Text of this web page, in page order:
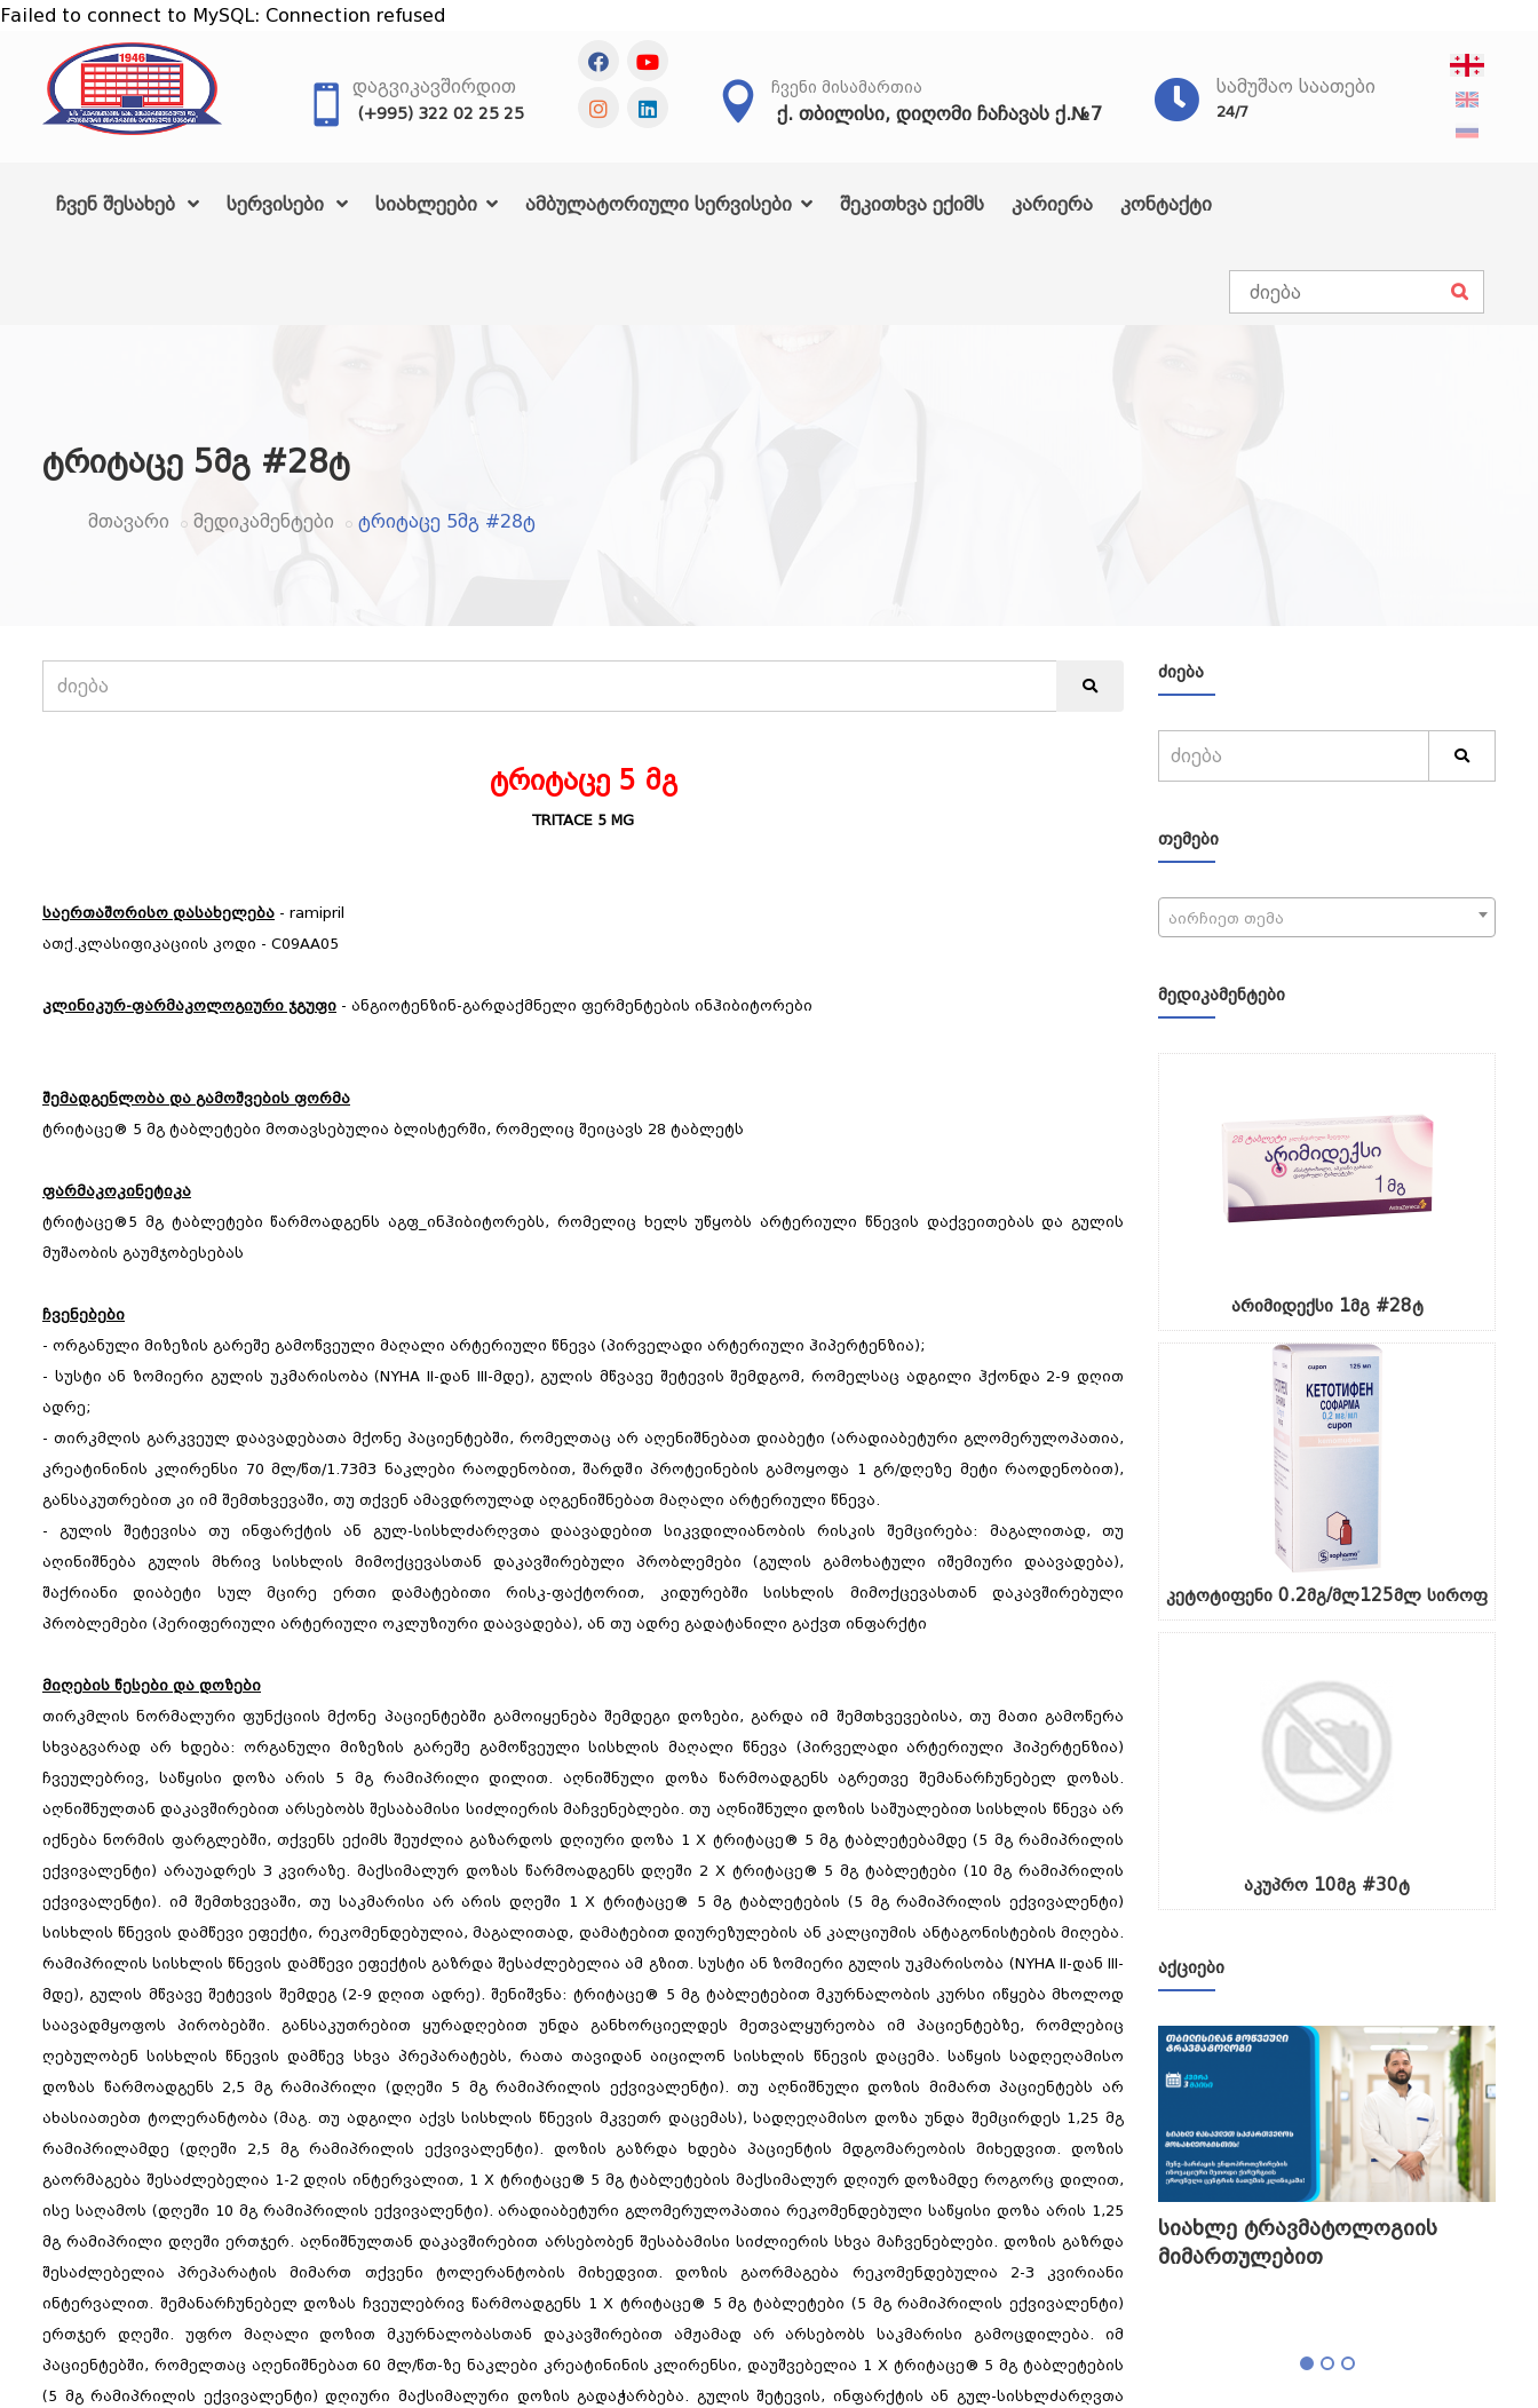
Failed to connect to MySQL: Connection refused
ᲡᲐᲛᲣᲨᲐᲝ ᲡᲐᲐᲗᲔᲑᲘ
24/7
ᲩᲕᲔᲜᲘ ᲛᲘᲡᲐᲛᲐᲠᲗᲘᲐ
ქ. თბილისი, დიღომი ჩაჩავას ქ.№7
ᲓᲐᲒᲕᲘᲙᲐᲕᲨᲘᲠᲓᲘᲗ
(+995) 322 02 25 25
ჩვენ შესახებ სერვისები სიახლეები ამბულატორიული სერვისები შეკითხვა ექიმს კარიერა კონტაქტი
ტრიტაცე 5მგ #28ტ
მთავარი მედიკამენტები ტრიტაცე 5მგ #28ტ
ტრიტაცე 5 მგ
TRITACE 5 MG
საერთაშორისო დასახელება - ramipril
ათქ.კლასიფიკაციის კოდი - C09AA05
კლინიკურ-ფარმაკოლოგიური ჯგუფი - ანგიოტენზინ-გარდაქმნელი ფერმენტების ინჰიბიტორები
შემადგენლობა და გამოშვების ფორმა
ტრიტაცე® 5 მგ ტაბლეტები მოთავსებულია ბლისტერში, რომელიც შეიცავს 28 ტაბლეტს
ფარმაკოკინეტიკა
ტრიტაცე®5 მგ ტაბლეტები წარმოადგენს აგფ_ინჰიბიტორებს, რომელიც ხელს უწყობს არტერიული წნევის დაქვეითებას და გულის
მუშაობის გაუმჯობესებას
ჩვენებები
- ორგანული მიზეზის გარეშე გამოწვეული მაღალი არტერიული წნევა (პირველადი არტერიული ჰიპერტენზია);
- სუსტი ან ზომიერი გულის უკმარისობა (NYHA II-დან III-მდე), გულის მწვავე შეტევის შემდგომ, რომელსაც ადგილი ჰქონდა 2-9 დღით
ადრე;
- თირკმლის გარკვეულ დაავადებათა მქონე პაციენტებში, რომელთაც არ აღენიშნებათ დიაბეტი (არადიაბეტური გლომერულოპათია,
კრეატინინის კლირენსი 70 მლ/წთ/1.73მ3 ნაკლები რაოდენობით, შარდში პროტეინების გამოყოფა 1 გრ/დღეზე მეტი რაოდენობით),
განსაკუთრებით კი იმ შემთხვევაში, თუ თქვენ ამავდროულად აღგენიშნებათ მაღალი არტერიული წნევა.
- გულის შეტევისა თუ ინფარქტის ან გულ-სისხლძარღვთა დაავადებით სიკვდილიანობის რისკის შემცირება: მაგალითად, თუ
აღინიშნება გულის მხრივ სისხლის მიმოქცევასთან დაკავშირებული პრობლემები (გულის გამოხატული იშემიური დაავადება),
შაქრიანი დიაბეტი სულ მცირე ერთი დამატებითი რისკ-ფაქტორით, კიდურებში სისხლის მიმოქცევასთან დაკავშირებული
პრობლემები (პერიფერიული არტერიული ოკლუზიური დაავადება), ან თუ ადრე გადატანილი გაქვთ ინფარქტი
მიღების წესები და დოზები
თირკმლის ნორმალური ფუნქციის მქონე პაციენტებში გამოიყენება შემდეგი დოზები, გარდა იმ შემთხვევებისა, თუ მათი გამოწერა
სხვაგვარად არ ხდება: ორგანული მიზეზის გარეშე გამოწვეული სისხლის მაღალი წნევა (პირველადი არტერიული ჰიპერტენზია)
ჩვეულებრივ, საწყისი დოზა არის 5 მგ რამიპრილი დილით. აღნიშნული დოზა წარმოადგენს აგრეთვე შემანარჩუნებელ დოზას.
აღნიშნულთან დაკავშირებით არსებობს შესაბამისი სიძლიერის მაჩვენებლები. თუ აღნიშნული დოზის საშუალებით სისხლის წნევა არ
იქნება ნორმის ფარგლებში, თქვენს ექიმს შეუძლია გაზარდოს დღიური დოზა 1 X ტრიტაცე® 5 მგ ტაბლეტებამდე (5 მგ რამიპრილის
ექვივალენტი) არაუადრეს 3 კვირაზე. მაქსიმალურ დოზას წარმოადგენს დღეში 2 X ტრიტაცე® 5 მგ ტაბლეტები (10 მგ რამიპრილის
ექვივალენტი). იმ შემთხვევაში, თუ საკმარისი არ არის დღეში 1 X ტრიტაცე® 5 მგ ტაბლეტების (5 მგ რამიპრილის ექვივალენტი)
სისხლის წნევის დამწევი ეფექტი, რეკომენდებულია, მაგალითად, დამატებით დიურეზულების ან კალციუმის ანტაგონისტების მიღება.
რამიპრილის სისხლის წნევის დამწევი ეფექტის გაზრდა შესაძლებელია ამ გზით. სუსტი ან ზომიერი გულის უკმარისობა (NYHA II-დან III-
მდე), გულის მწვავე შეტევის შემდეგ (2-9 დღით ადრე). შენიშვნა: ტრიტაცე® 5 მგ ტაბლეტებით მკურნალობის კურსი იწყება მხოლოდ
საავადმყოფოს პირობებში. განსაკუთრებით ყურადღებით უნდა განხორციელდეს მეთვალყურეობა იმ პაციენტებზე, რომლებიც
ღებულობენ სისხლის წნევის დამწევ სხვა პრეპარატებს, რათა თავიდან აიცილონ სისხლის წნევის დაცემა. საწყის სადღეღამისო
დოზას წარმოადგენს 2,5 მგ რამიპრილი (დღეში 5 მგ რამიპრილის ექვივალენტი). თუ აღნიშნული დოზის მიმართ პაციენტებს არ
ახასიათებთ ტოლერანტობა (მაგ. თუ ადგილი აქვს სისხლის წნევის მკვეთრ დაცემას), სადღეღამისო დოზა უნდა შემცირდეს 1,25 მგ
რამიპრილამდე (დღეში 2,5 მგ რამიპრილის ექვივალენტი). დოზის გაზრდა ხდება პაციენტის მდგომარეობის მიხედვით. დოზის
გაორმაგება შესაძლებელია 1-2 დღის ინტერვალით, 1 X ტრიტაცე® 5 მგ ტაბლეტების მაქსიმალურ დღიურ დოზამდე როგორც დილით,
ისე საღამოს (დღეში 10 მგ რამიპრილის ექვივალენტი). არადიაბეტური გლომერულოპათია რეკომენდებული საწყისი დოზა არის 1,25
მგ რამიპრილი დღეში ერთჯერ. აღნიშნულთან დაკავშირებით არსებობენ შესაბამისი სიძლიერის სხვა მაჩვენებლები. დოზის გაზრდა
შესაძლებელია პრეპარატის მიმართ თქვენი ტოლერანტობის მიხედვით. დოზის გაორმაგება რეკომენდებულია 2-3 კვირიანი
ინტერვალით. შემანარჩუნებელ დოზას ჩვეულებრივ წარმოადგენს 1 X ტრიტაცე® 5 მგ ტაბლეტები (5 მგ რამიპრილის ექვივალენტი)
ერთჯერ დღეში. უფრო მაღალი დოზით მკურნალობასთან დაკავშირებით ამჟამად არ არსებობს საკმარისი გამოცდილება. იმ
პაციენტებში, რომელთაც აღენიშნებათ 60 მლ/წთ-ზე ნაკლები კრეატინინის კლირენსი, დაუშვებელია 1 X ტრიტაცე® 5 მგ ტაბლეტების
(5 მგ რამიპრილის ექვივალენტი) დღიური მაქსიმალური დოზის გადაჭარბება. გულის შეტევის, ინფარქტის ან გულ-სისხლძარღვთა
ᲫᲘᲔᲑᲐ
ᲗᲔᲛᲔᲑᲘ
აირჩიეთ თემა
ᲛᲔᲓᲘᲙᲐᲛᲔᲜᲢᲔᲑᲘ
არიმიდექსი 1მგ #28ტ
კეტოტიფენი 0.2მგ/მლ125მლ სიროფ
აკუპრო 10მგ #30ტ
ᲐᲥᲪᲘᲔᲑᲘ
გასტროენტეროლოგის
კონსულტაცია,
ჰელიკობაქტერიის ტესტი,
გასტროსკოპია
სიახლე ტრავმატოლოგიის
მიმართულებით